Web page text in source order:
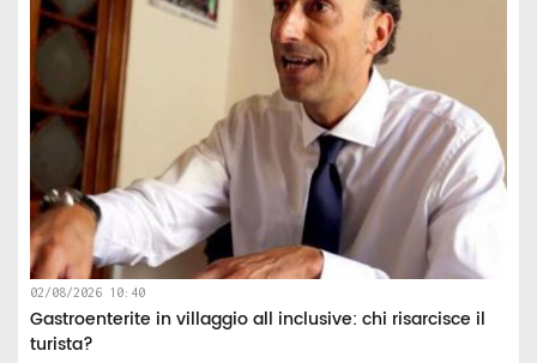
02/08/2026 10:40
Gastroenterite in villaggio all inclusive: chi risarcisce il
turista?